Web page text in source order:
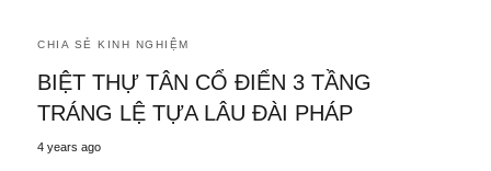
CHIA SẺ KINH NGHIỆM
BIỆT THỰ TÂN CỔ ĐIỂN 3 TẦNG
TRÁNG LỆ TỰA LÂU ĐÀI PHÁP
4 years ago